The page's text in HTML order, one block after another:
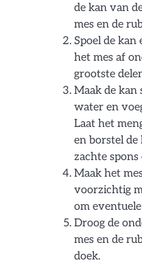
de kan van
mes en de
Spoel de kan
het mes af
grootste
Maak de kan
water en
Laat het
en borstel de
zachte
Maak het
voorzichtig
om
Droog de
mes en de
doek.